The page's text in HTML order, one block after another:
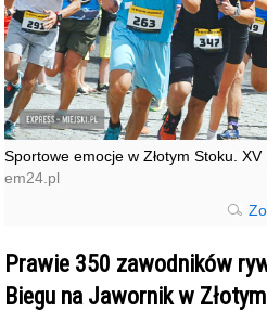
Sportowe emocje w Złotym Stoku.
em24.pl
Prawie 350 zawodników
Biegu na Jawornik w